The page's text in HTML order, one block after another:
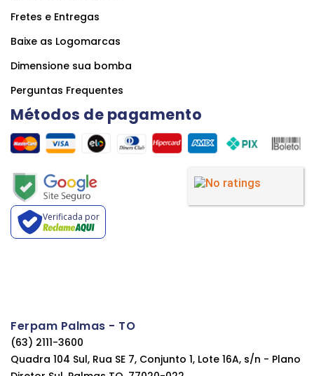
Fretes e Entregas
Baixe as Logomarcas
Dimensione sua bomba
Perguntas Frequentes
Métodos de pagamento
Verificada por
Ferpam Palmas - TO
(63) 2111-3600
Quadra 104 Sul, Rua SE 7, Conjunto 1, Lote 16A, s/n - Plano